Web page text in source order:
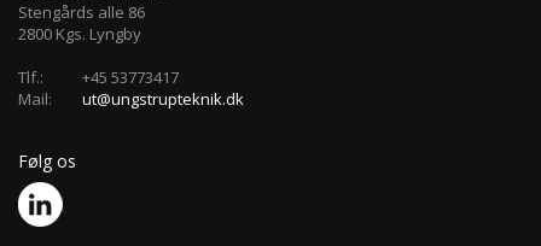
Stengårds alle 86
2800 Kgs. Lyngby
Tlf.:
+45 53773417
Mail:
ut@ungstrupteknik.dk
Følg os